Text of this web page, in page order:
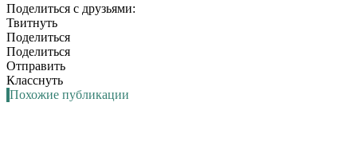
Поделиться с друзьями:
Твитнуть
Поделиться
Поделиться
Отправить
Класснуть
Похожие публикации